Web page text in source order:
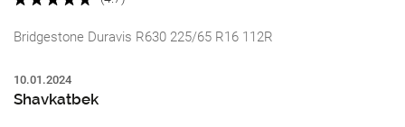
Bridgestone Duravis R630 225/65 R16 112R
10.01.2024
Shavkatbek